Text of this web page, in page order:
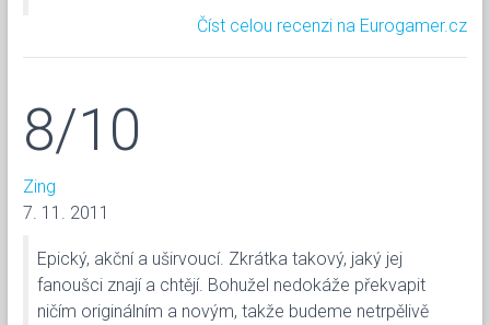
Číst celou recenzi na Eurogamer.cz
8/10
Zing
7. 11. 2011
Epický, akční a uširvoucí. Zkrátka takový, jaký jej
fanoušci znají a chtějí. Bohužel nedokáže překvapit
ničím originálním a novým, takže budeme netrpělivě